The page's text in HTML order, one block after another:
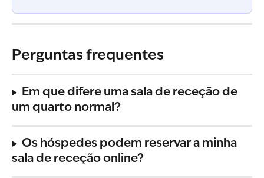
Perguntas frequentes
Em que difere uma sala de receção de
um quarto normal?
Os hóspedes podem reservar a minha
sala de receção online?